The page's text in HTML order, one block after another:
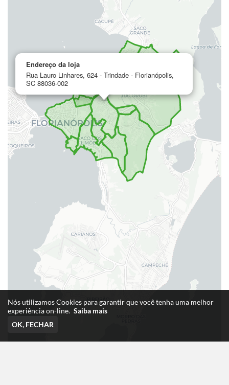
Endereço da loja
Rua Lauro Linhares, 624 - Trindade - Florianópolis,
SC 88036-002
Nós utilizamos Cookies para garantir que você tenha uma melhor
experiência on-line. Saiba mais
OK, FECHAR